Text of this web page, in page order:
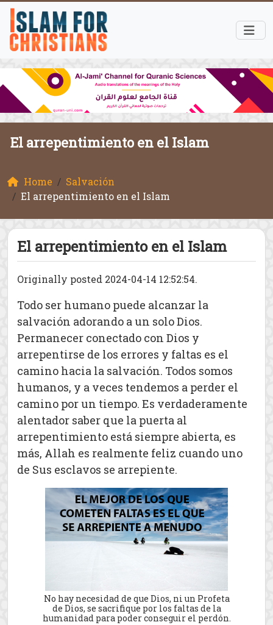
El arrepentimiento en el Islam
Home
Salvación
El arrepentimiento en el Islam
El arrepentimiento en el Islam
Originally posted 2024-04-14 12:52:54.
Todo ser humano puede alcanzar la
salvación adorando a un solo Dios.
Permanecer conectado con Dios y
arrepentirse de los errores y faltas es el
camino hacia la salvación. Todos somos
humanos, y a veces tendemos a perder el
camino por un tiempo. Es verdaderamente
alentador saber que la puerta al
arrepentimiento está siempre abierta, es
más, Allah es realmente feliz cuando uno
de Sus esclavos se arrepiente.
No hay necesidad de que Dios, ni un Profeta
de Dios, se sacrifique por los faltas de la
humanidad para poder conseguir el perdón.